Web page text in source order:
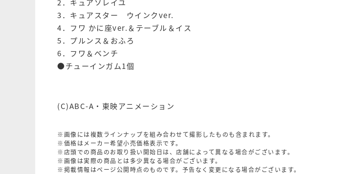
3．キュアスター ウインクver.
4．フワ かに座ver.＆テーブル＆イス
5．プルンス＆おふろ
6．フワ＆ベンチ
●チューインガム1個
(C)ABC-A・東映アニメーション
※画像には複数ラインナップを組み合わせて撮影したものも含まれます。
※価格はメーカー希望小売価格表示です。
※店頭での商品のお取り扱い開始日は、店舗によって異なる場合がございます。
※画像は実際の商品とは多少異なる場合がございます。
※掲載情報はページ公開時点のものです。予告なく変更になる場合がございます。